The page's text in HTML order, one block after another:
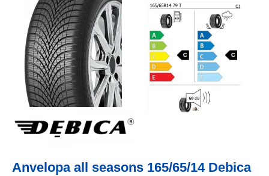
Anvelopa all seasons 165/65/14 Debica